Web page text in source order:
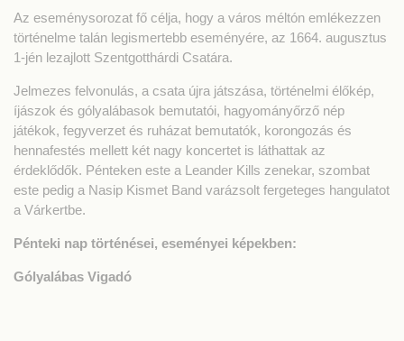
Az eseménysorozat fő célja, hogy a város méltón emlékezzen
történelme talán legismertebb eseményére, az 1664. augusztus
1-jén lezajlott Szentgotthárdi Csatára.
Jelmezes felvonulás, a csata újra játszása, történelmi élőkép,
íjászok és gólyalábasok bemutatói, hagyományőrző nép
játékok, fegyverzet és ruházat bemutatók, korongozás és
hennafestés mellett két nagy koncertet is láthattak az
érdeklődők. Pénteken este a Leander Kills zenekar, szombat
este pedig a Nasip Kismet Band varázsolt fergeteges hangulatot
a Várkertbe.
Pénteki nap történései, eseményei képekben:
Gólyalábas Vigadó